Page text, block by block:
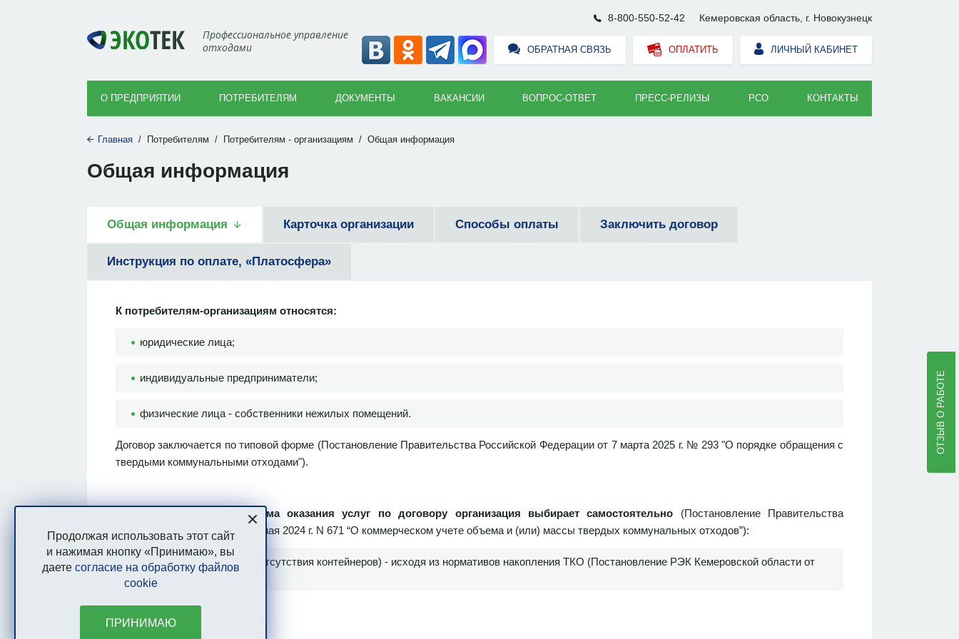
Профессиональное управление
отходами
Кемеровская область, г. Новокузнецк
8-800-550-52-42
ЛИЧНЫЙ КАБИНЕТ
ОПЛАТИТЬ
ОБРАТНАЯ СВЯЗЬ
О ПРЕДПРИЯТИИ ПОТРЕБИТЕЛЯМ ДОКУМЕНТЫ ВАКАНСИИ ВОПРОС-ОТВЕТ ПРЕСС-РЕЛИЗЫ РСО КОНТАКТЫ
Главная / Потребителям / Потребителям - организациям / Общая информация
Общая информация
Общая информация Карточка организации Способы оплаты Заключить договор
Инструкция по оплате, «Платосфера»
К потребителям-организациям относятся:
юридические лица;
индивидуальные предприниматели;
физические лица - собственники нежилых помещений.
Договор заключается по типовой форме (Постановление Правительства Российской Федерации от 7 марта 2025 г. № 293 "О порядке обращения с
твердыми коммунальными отходами").
Способ определения объема оказания услуг по договору организация выбирает самостоятельно (Постановление Правительства
Российской Федерации от 24 мая 2024 г. N 671 “О коммерческом учете объема и (или) массы твердых коммунальных отходов”):
по нормативу (в случае отсутствия контейнеров) - исходя из нормативов накопления ТКО (Постановление РЭК Кемеровской области от
27.04.2017г. № 58).
Продолжая использовать этот сайт
и нажимая кнопку «Принимаю», вы
даете согласие на обработку файлов
cookie
ПРИНИМАЮ
ОТЗЫВ О РАБОТЕ